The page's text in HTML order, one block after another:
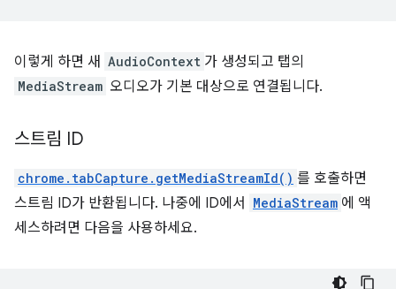
이렇게 하면 새 AudioContext 가 생성되고 탭의
MediaStream 오디오가 기본 대상으로 연결됩니다.
스트림 ID
chrome.tabCapture.getMediaStreamId() 를 호출하면
스트림 ID가 반환됩니다. 나중에 ID에서
MediaStream 에 액
세스하려면 다음을 사용하세요.